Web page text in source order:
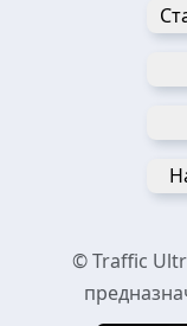
© Traffic